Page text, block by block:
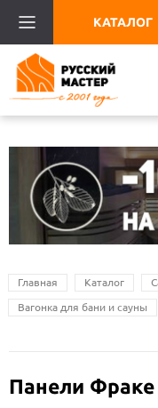
КАТАЛОГ
Главная Каталог
Вагонка для бани и сауны
Панели